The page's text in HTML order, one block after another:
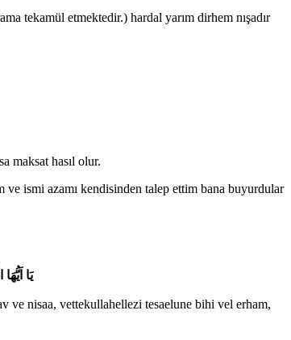
tekamül etmektedir.) hardal yarım dirhem nışadır
maksat hasıl olur.
ismi azamı kendisinden talep ettim bana buyurdular
يَا
ve nisaa, vettekullahellezi tesaelune bihi vel erham,